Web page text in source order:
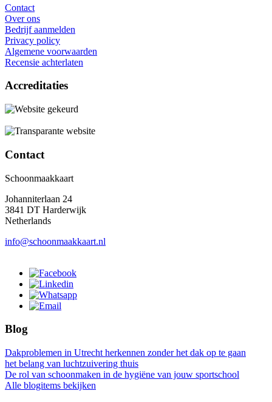
Contact
Over ons
Bedrijf aanmelden
Privacy policy
Algemene voorwaarden
Recensie achterlaten
Accreditaties
Contact
Schoonmaakkaart
Johanniterlaan 24
3841 DT Harderwijk
Netherlands
info@schoonmaakkaart.nl
Blog
Dakproblemen in Utrecht herkennen zonder het dak op te gaan
het belang van luchtzuivering thuis
De rol van schoonmaken in de hygiëne van jouw sportschool
Alle blogitems bekijken